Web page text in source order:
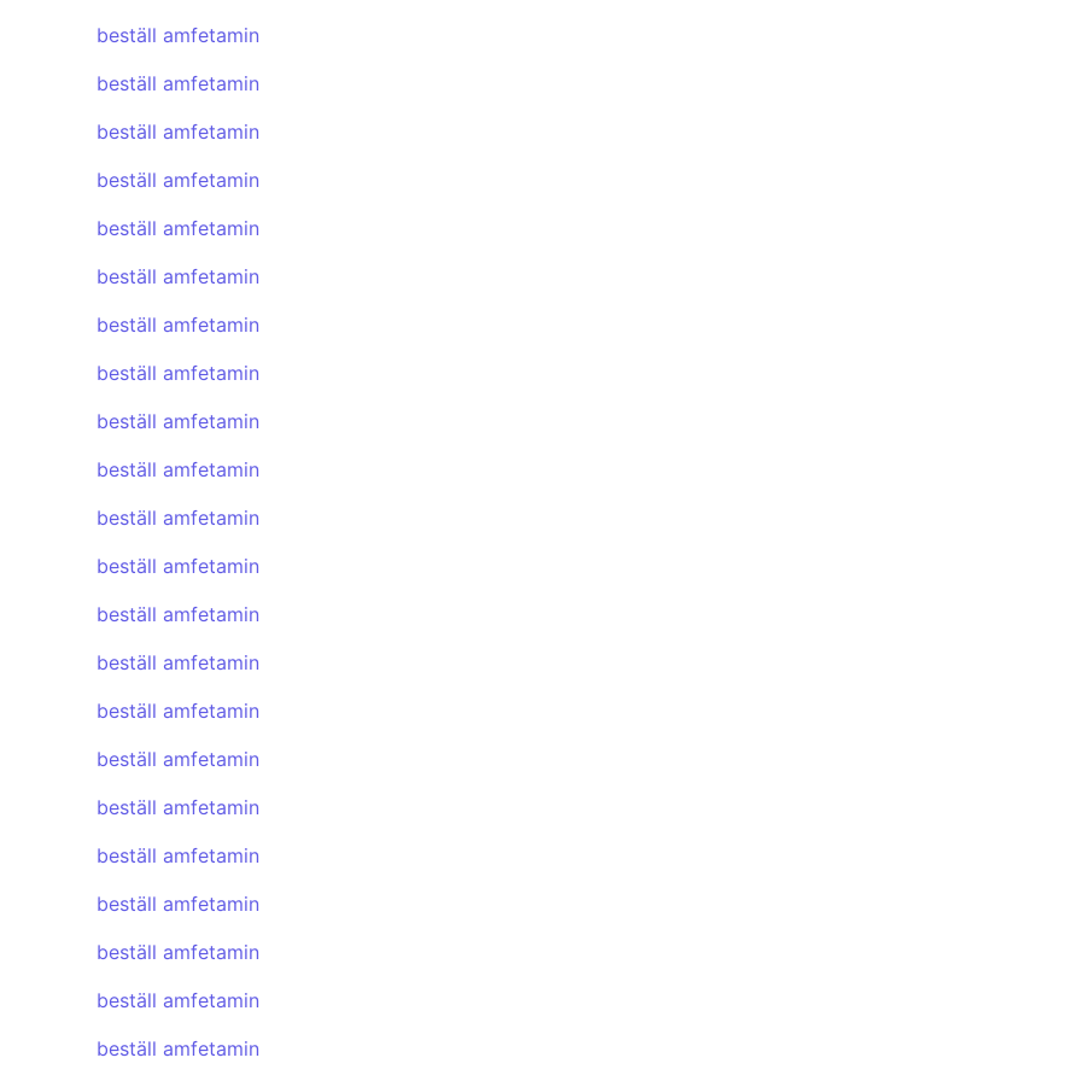
beställ amfetamin
beställ amfetamin
beställ amfetamin
beställ amfetamin
beställ amfetamin
beställ amfetamin
beställ amfetamin
beställ amfetamin
beställ amfetamin
beställ amfetamin
beställ amfetamin
beställ amfetamin
beställ amfetamin
beställ amfetamin
beställ amfetamin
beställ amfetamin
beställ amfetamin
beställ amfetamin
beställ amfetamin
beställ amfetamin
beställ amfetamin
beställ amfetamin